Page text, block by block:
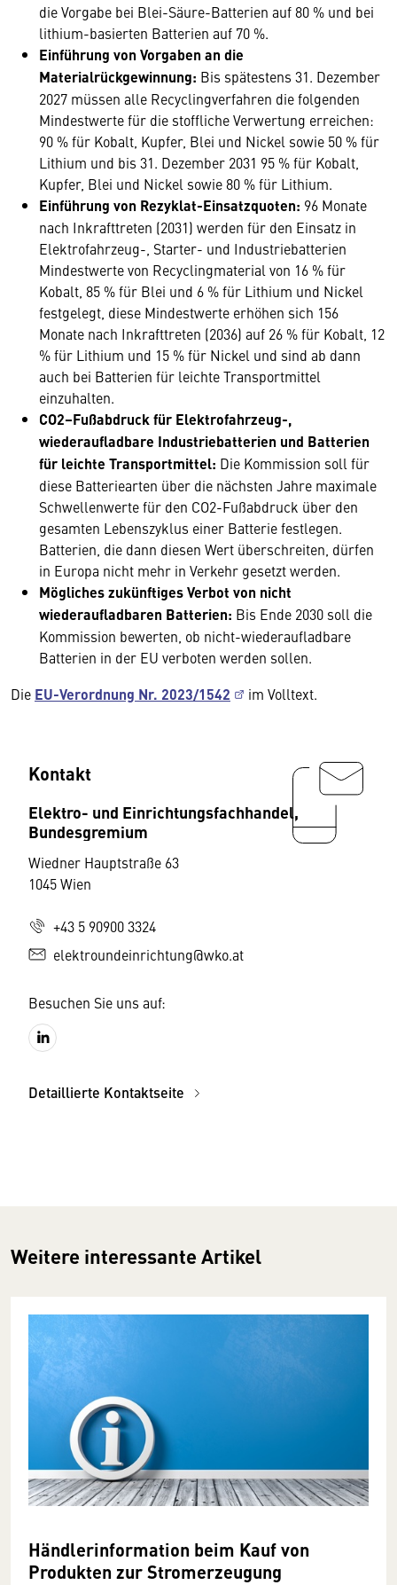
die Vorgabe bei Blei-Säure-Batterien auf 80 % und bei
lithium-basierten Batterien auf 70 %.
Einführung von Vorgaben an die
Materialrückgewinnung: Bis spätestens 31. Dezember
2027 müssen alle Recyclingverfahren die folgenden
Mindestwerte für die stoffliche Verwertung erreichen:
90 % für Kobalt, Kupfer, Blei und Nickel sowie 50 % für
Lithium und bis 31. Dezember 2031 95 % für Kobalt,
Kupfer, Blei und Nickel sowie 80 % für Lithium.
Einführung von Rezyklat-Einsatzquoten: 96 Monate
nach Inkrafttreten (2031) werden für den Einsatz in
Elektrofahrzeug-, Starter- und Industriebatterien
Mindestwerte von Recyclingmaterial von 16 % für
Kobalt, 85 % für Blei und 6 % für Lithium und Nickel
festgelegt, diese Mindestwerte erhöhen sich 156
Monate nach Inkrafttreten (2036) auf 26 % für Kobalt, 12
% für Lithium und 15 % für Nickel und sind ab dann
auch bei Batterien für leichte Transportmittel
einzuhalten.
CO2–Fußabdruck für Elektrofahrzeug-,
wiederaufladbare Industriebatterien und Batterien
für leichte Transportmittel: Die Kommission soll für
diese Batteriearten über die nächsten Jahre maximale
Schwellenwerte für den CO2-Fußabdruck über den
gesamten Lebenszyklus einer Batterie festlegen.
Batterien, die dann diesen Wert überschreiten, dürfen
in Europa nicht mehr in Verkehr gesetzt werden.
Mögliches zukünftiges Verbot von nicht
wiederaufladbaren Batterien: Bis Ende 2030 soll die
Kommission bewerten, ob nicht-wiederaufladbare
Batterien in der EU verboten werden sollen.
Die EU-Verordnung Nr. 2023/1542 im Volltext.
Kontakt
Elektro- und Einrichtungsfachhandel,
Bundesgremium
Wiedner Hauptstraße 63
1045 Wien
+43 5 90900 3324
elektroundeinrichtung@wko.at
Besuchen Sie uns auf:
Detaillierte Kontaktseite
Weitere interessante Artikel
Händlerinformation beim Kauf von
Produkten zur Stromerzeugung